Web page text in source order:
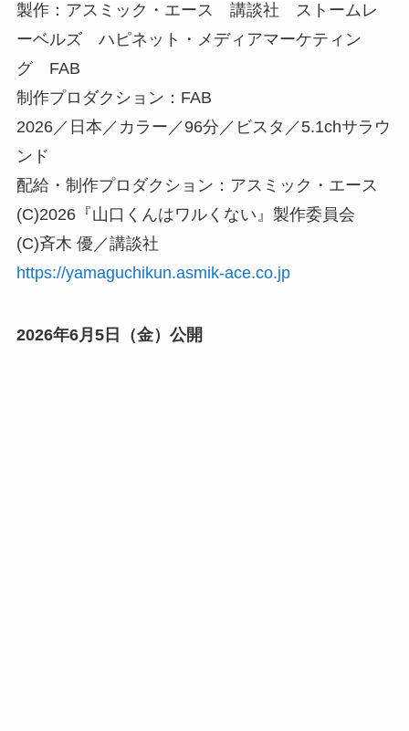
製作：アスミック・エース 講談社 ストームレ
ーベルズ ハピネット・メディアマーケティン
グ FAB
制作プロダクション：FAB
2026／日本／カラー／96分／ビスタ／5.1chサラウ
ンド
配給・制作プロダクション：アスミック・エース
(C)2026『山口くんはワルくない』製作委員会
(C)斉木 優／講談社
https://yamaguchikun.asmik-ace.co.jp
2026年6月5日（金）公開